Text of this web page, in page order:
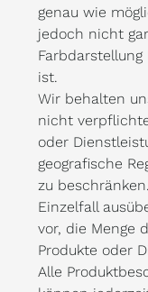
genau wie
jedoch nicht
ist.
Wir behalten
nicht
oder
geografische
zu
Einzelfall
vor, die Menge
Produkte oder
Alle